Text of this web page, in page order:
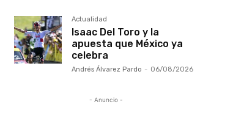
Actualidad
Isaac Del Toro y la
apuesta que México ya
celebra
Andrés Álvarez Pardo - 06/08/2026
- Anuncio -